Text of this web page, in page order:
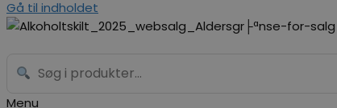
Gå til indholdet
Menu